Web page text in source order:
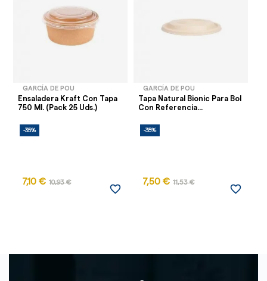
GARCÍA DE POU
Ensaladera Kraft Con Tapa
750 Ml. (Pack 25 Uds.)
-35%
7,10 € 10,93 €
favorite_border
GARCÍA DE POU
Tapa Natural Bionic Para Bol
Con Referencia...
-35%
7,50 € 11,53 €
favorite_border